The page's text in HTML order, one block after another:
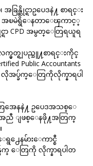
ြန္ဆိုင္ရာဥပေဒနဲ႔ စာရင္း
ြ အၿမဲရွိေနတာေၾကာင့္
ရာ CPD အမွတ္ေတြရယူရ
က္မွတ္ရျပည္သူ႔စာရင္းကိုင္
Public Accountants
လိုအပ္ခ်က္ေတြကိုလိုက္နာရပါ
ြအေနနဲ႔ ဥပေဒအသစ္ေ
႔အညီ ျဖစ္ေနဖို႔အတြက္
ရွ႕ေနမ်ားေကာင္စီ
ခ်က္ ေတြကို လိုက္နာရပါတ